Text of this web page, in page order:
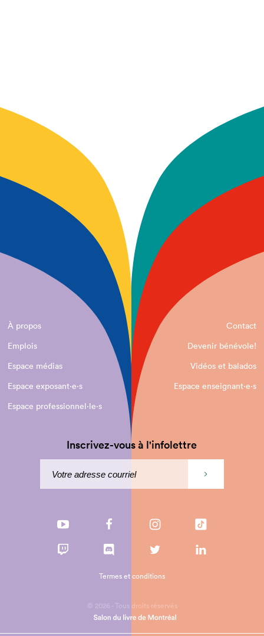
À propos
Contact
Emplois
Devenir bénévole!
Espace médias
Vidéos et balados
Espace exposant·e⋅s
Espace enseignant·e⋅s
Espace professionnel·le⋅s
Inscrivez-vous à l'infolettre
© 2026 - Tous droits réservés
Termes et conditions